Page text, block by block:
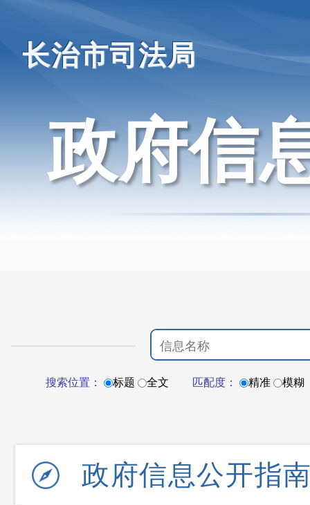
长治市司法局
政府信
搜索位置： 标题 全文 匹配度： 精准 模糊
政府信息公开指